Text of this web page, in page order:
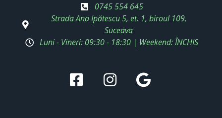
0745 554 645
Strada Ana Ipătescu 5, et. 1, biroul 109,
Suceava
Luni - Vineri: 09:30 - 18:30 | Weekend: ÎNCHIS